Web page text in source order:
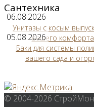
Сантехника
06.08.2026
Унитазы с косым
вашего комфорта
05.08.2026
Баки для системы
вашего сада и
© 2004-2026